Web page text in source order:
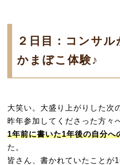
２日目：コンサル
かまぼこ体験♪
大笑い。大盛り上がりした次
昨年参加してくださった方々
1年前に書いた1年後の自分へ
た。
皆さん、書かれていたことが